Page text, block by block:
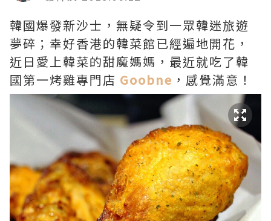
韓國爆發新沙士，無疑令到一眾韓迷旅遊
夢碎；幸好香港的韓菜館已經遍地開花，
近日愛上韓菜的甜魔媽媽，最近就吃了韓
國第一烤雞專門店 Goobne ，感覺滿意！